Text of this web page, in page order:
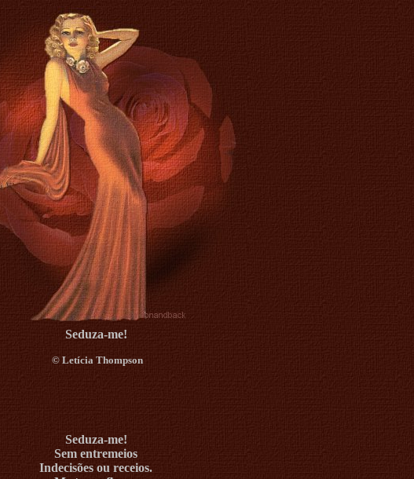
Seduza-me!
©Letícia Thompson
Seduza-me!
Sem entremeios
Indecisões ou receios.